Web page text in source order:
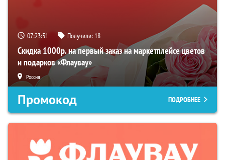
07:23:31 Получили: 18
Скидка 1000р. на первый заказ на маркетплейсе цветов
и подарков «Флаувау»
Россия
Промокод ПОДРОБНЕЕ